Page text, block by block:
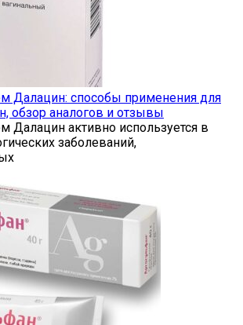
Далацин: способы применения для
обзор аналогов и отзывы
Далацин активно используется в
заболеваний,